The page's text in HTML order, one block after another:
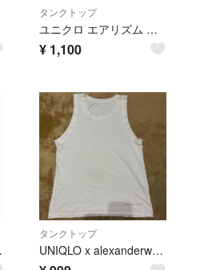
タンクトップ
ユニクロ エアリズム デオドラントメッシュ タンクトップ ブラック Lサイズ
¥ 1,100
L 2枚
タンクトップ
UNIQLO x alexanderwang タンクトップ ホワイト Sサイズ